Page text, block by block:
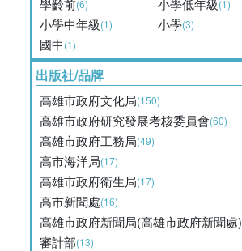
學齡前(6) 小學低年級(1)
小學中年級(1) 小學(3)
國中(1)
出版社/品牌
高雄市政府文化局(150)
高雄市政府研究發展考核委員會(60)
高雄市政府工務局(49)
高市海洋局(17)
高雄市政府衛生局(17)
高市新聞處(16)
高雄市政府新聞局(高雄市政府新聞處)
審計部(13)